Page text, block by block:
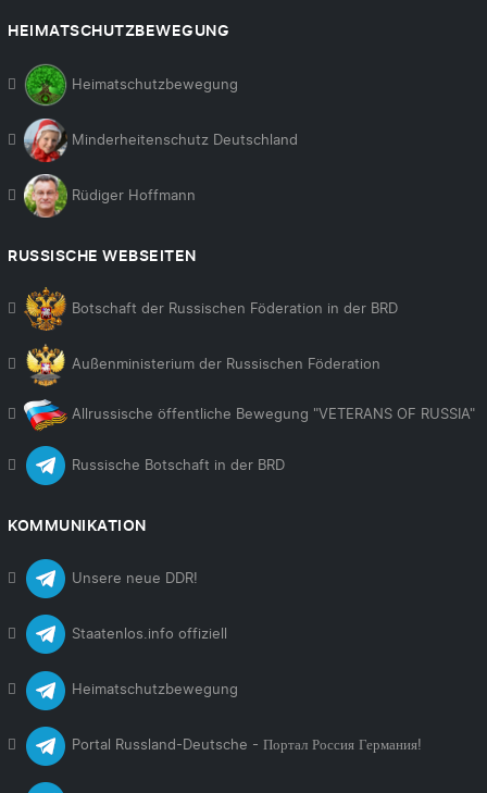
HEIMATSCHUTZBEWEGUNG
Heimatschutzbewegung
Minderheitenschutz Deutschland
Rüdiger Hoffmann
RUSSISCHE WEBSEITEN
Botschaft der Russischen Föderation in der BRD
Außenministerium der Russischen Föderation
Allrussische öffentliche Bewegung "VETERANS OF RUSSIA"
Russische Botschaft in der BRD
KOMMUNIKATION
Unsere neue DDR!
Staatenlos.info offiziell
Heimatschutzbewegung
Portal Russland-Deutsche - Портал Россия Германия!